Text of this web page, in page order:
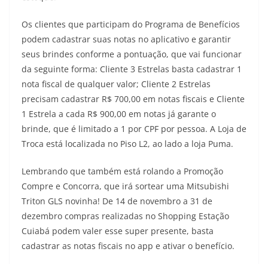
Os clientes que participam do Programa de Benefícios
podem cadastrar suas notas no aplicativo e garantir
seus brindes conforme a pontuação, que vai funcionar
da seguinte forma: Cliente 3 Estrelas basta cadastrar 1
nota fiscal de qualquer valor; Cliente 2 Estrelas
precisam cadastrar R$ 700,00 em notas fiscais e Cliente
1 Estrela a cada R$ 900,00 em notas já garante o
brinde, que é limitado a 1 por CPF por pessoa. A Loja de
Troca está localizada no Piso L2, ao lado a loja Puma.
Lembrando que também está rolando a Promoção
Compre e Concorra, que irá sortear uma Mitsubishi
Triton GLS novinha! De 14 de novembro a 31 de
dezembro compras realizadas no Shopping Estação
Cuiabá podem valer esse super presente, basta
cadastrar as notas fiscais no app e ativar o benefício.